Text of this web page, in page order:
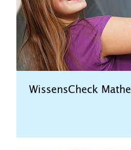
WissensCheck Mathe